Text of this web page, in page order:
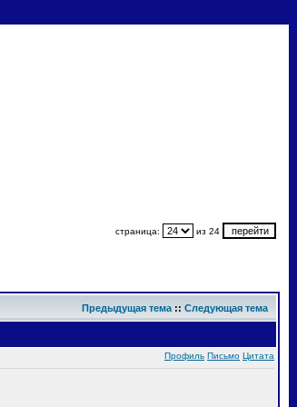
страница: из 24
Предыдущая тема :: Следующая тема
Профиль Письмо Цитата